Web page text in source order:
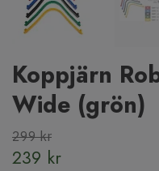
Koppjärn
Wide (grön)
299 kr
239 kr